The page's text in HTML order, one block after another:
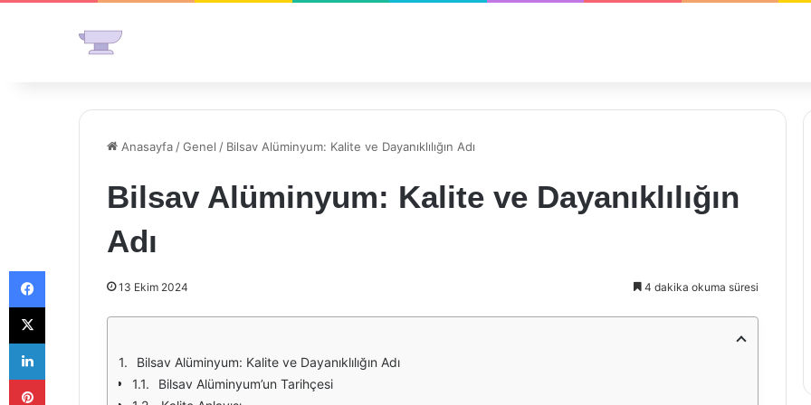
Anasayfa /Genel / Bilsav Alüminyum: Kalite ve Dayanıklılığın Adı
Bilsav Alüminyum: Kalite ve Dayanıklılığın
Adı
13 Ekim 2024 4 dakika okuma süresi
Bilsav Alüminyum: Kalite ve Dayanıklılığın Adı
Bilsav Alüminyum’un Tarihçesi
Facebook
X
LinkedIn
Pinterest